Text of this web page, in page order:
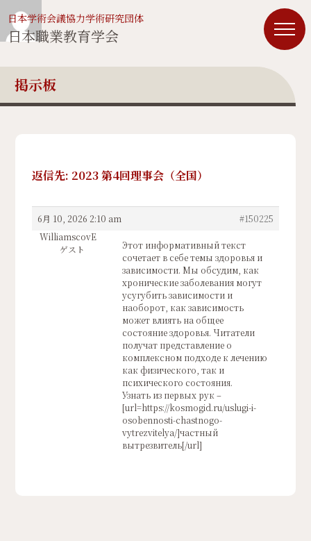
日本学術会議協力学術研究団体
日本職業教育学会
掲示板
返信先: 2023 第4回理事会（全国）
6月 10, 2026 2:10 am
#150225
WilliamscovE
ゲスト
Этот информативный текст
сочетает в себе темы здоровья и
зависимости. Мы обсудим, как
хронические заболевания могут
усугубить зависимости и
наоборот, как зависимость
может влиять на общее
состояние здоровья. Читатели
получат представление о
комплексном подходе к лечению
как физического, так и
психического состояния.
Узнать из первых рук –
[url=https://kosmogid.ru/uslugi-i-
osobennosti-chastnogo-
vytrezvitelya/]частный
вытрезвитель[/url]